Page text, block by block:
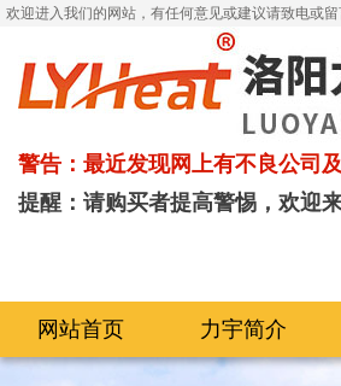
欢迎进入我们的网站，有任何意见或建议请致电或留
警告：最近发现网上有不良公司
提醒：请购买者提高警惕，欢迎
网站首页 力宇简介